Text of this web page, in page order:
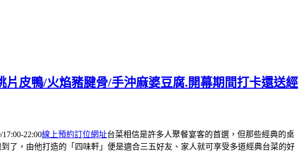
片皮鴨/火焰豬腱骨/手沖麻婆豆腐.開幕期間打卡還送經
22:00線上預約訂位網址台菜相信是許多人聚餐宴客的首選，但那些經典的桌
了，由他打造的「四味軒」便是適合三五好友、家人就可享受多道經典台菜的好